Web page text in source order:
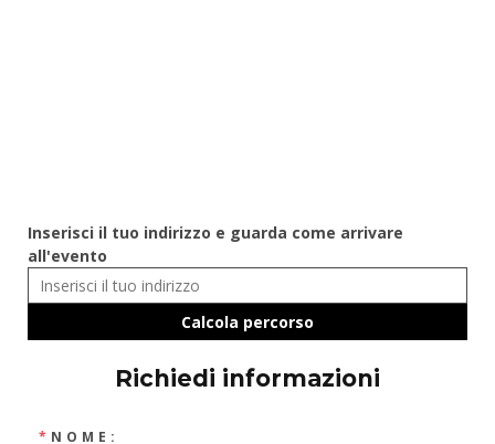
Inserisci il tuo indirizzo e guarda come arrivare
all'evento
Richiedi informazioni
* NOME: